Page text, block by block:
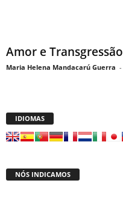
Amor e Transgressão
Maria Helena Mandacarú Guerra -
IDIOMAS
NÓS INDICAMOS